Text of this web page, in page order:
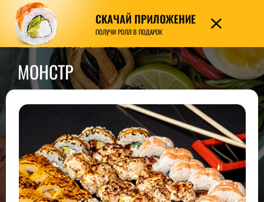
7989
Главная / Меню / СУШИ-сеты / МОНСТР
МОНСТР
СКАЧАЙ ПРИЛОЖЕНИЕ
ПОЛУЧИ РОЛЛ В ПОДАРОК